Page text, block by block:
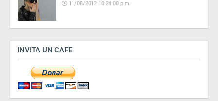
11/08/2012 10:24:00 p.m.
INVITA UN CAFE